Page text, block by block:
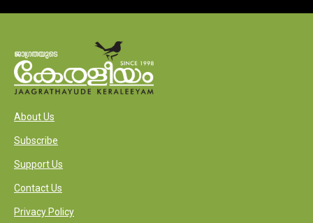
About Us
Subscribe
Support Us
Contact Us
Privacy Policy